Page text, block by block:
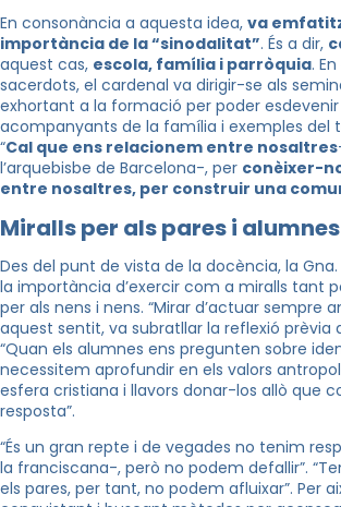
En consonància a aquesta idea, va
importància de la “sinodalitat”. És a dir,
aquest cas, escola, família i parròquia.
sacerdots, el cardenal va dirigir-se als
exhortant a la formació per poder esdevenir
acompanyants de la família i exemples del
“Cal que ens relacionem entre nosaltres
l’arquebisbe de Barcelona-, per conèixer-
entre nosaltres, per construir una
Miralls per als pares i alumnes
Des del punt de vista de la docència, la
la importància d’exercir com a miralls tant
per als nens i nens. “Mirar d’actuar sempre
aquest sentit, va subratllar la reflexió prèvia
“Quan els alumnes ens pregunten sobre
necessitem aprofundir en els valors
esfera cristiana i llavors donar-los allò que
resposta”.
“És un gran repte i de vegades no tenim
la franciscana-, però no podem defallir”.
els pares, per tant, no podem afluixar”. Per